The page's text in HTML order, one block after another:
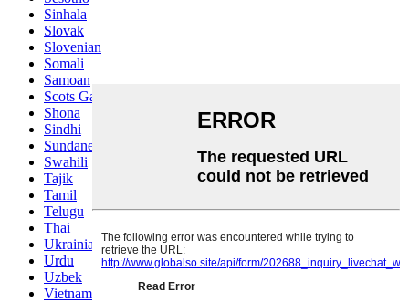
Sinhala
Slovak
Slovenian
Somali
Samoan
Scots Gaelic
Shona
Sindhi
Sundanese
Swahili
Tajik
Tamil
Telugu
Thai
Ukrainian
Urdu
Uzbek
Vietnamese